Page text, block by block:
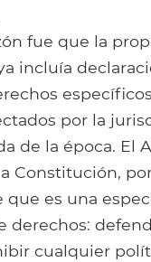
fue que la
incluía
por la
de la época. El
Constitución,
que es una
derechos:
cualquier